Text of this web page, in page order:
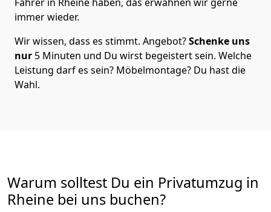
immer wieder.
Wir wissen, dass es stimmt. Angebot?Schenke uns
nur 5 Minuten und Du wirst begeistert sein. Welche
Leistung darf es sein? Möbelmontage? Du hast die
Wahl.
Warum solltest Du ein Privatumzug in
Rheine bei uns buchen?